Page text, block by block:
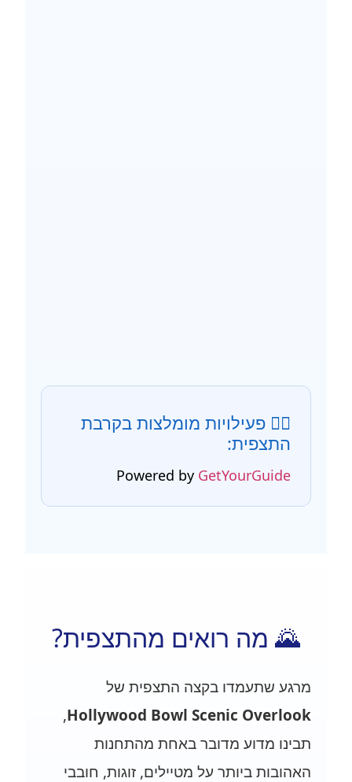
🚶‍♂️ פעילויות מומלצות בקרבת
התצפית:
Powered by GetYourGuide
🌄 מה רואים מהתצפית?
מרגע שתעמדו בקצה התצפית של
Hollywood Bowl Scenic Overlook
,
תבינו מדוע מדובר באחת מהתחנות
האהובות ביותר על מטיילים, זוגות, חובבי